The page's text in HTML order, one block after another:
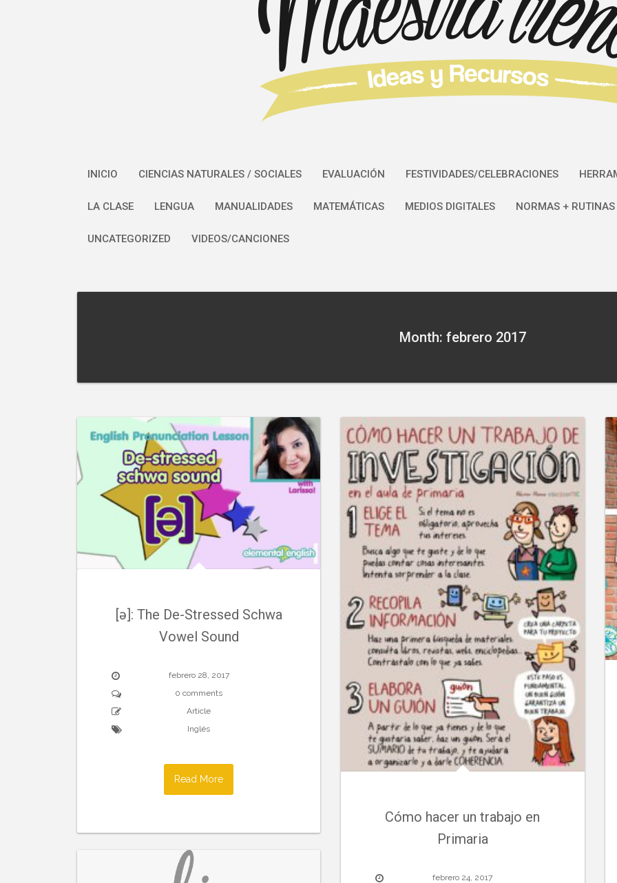
INICIO CIENCIAS NATURALES / SOCIALES EVALUACIÓN FESTIVIDADES/CELEBRACIONES
LA CLASE LENGUA MANUALIDADES MATEMÁTICAS MEDIOS DIGITALES NORMAS + RUTINAS
UNCATEGORIZED VIDEOS/CANCIONES
Month: febrero 2017
[ə]: The De-Stressed Schwa
Vowel Sound
febrero 28, 2017
0 comments
Article
Inglés
Read More
Cómo hacer un trabajo en
Primaria
febrero 24, 2017